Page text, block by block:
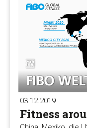
03.12.2019
Fitness